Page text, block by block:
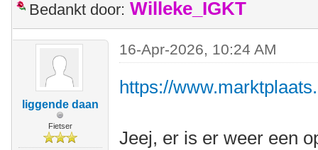
Bedankt door: Willeke_IGKT
liggende daan
Fietser
16-Apr-2026, 10:24 AM
https://
Jeej, er is er weer een